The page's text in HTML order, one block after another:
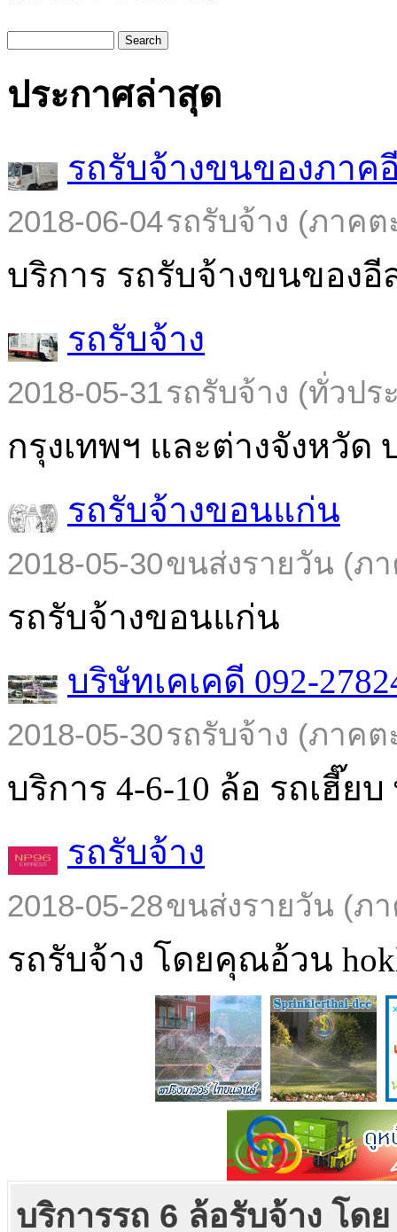
Search
ประกาศล่าสุด
รถรับจ้างขนของภาค
2018-06-04รถรับจ้าง (ภาคต
บริการ รถรับจ้างขนของ
รถรับจ้าง
2018-05-31รถรับจ้าง (ทั่วปร
กรุงเทพฯ และต่างจังหวัด
รถรับจ้างขอนแก่น
2018-05-30ขนส่งรายวัน (ภ
รถรับจ้างขอนแก่น
บริษัทเคเคดี 092-
2018-05-30รถรับจ้าง (ภาคต
บริการ 4-6-10 ล้อ รถเฮี๊ยบ
รถรับจ้าง
2018-05-28ขนส่งรายวัน (ภ
รถรับจ้าง โดยคุณอ้วน
บริการรถ 6 ล้อรับจ้าง โด